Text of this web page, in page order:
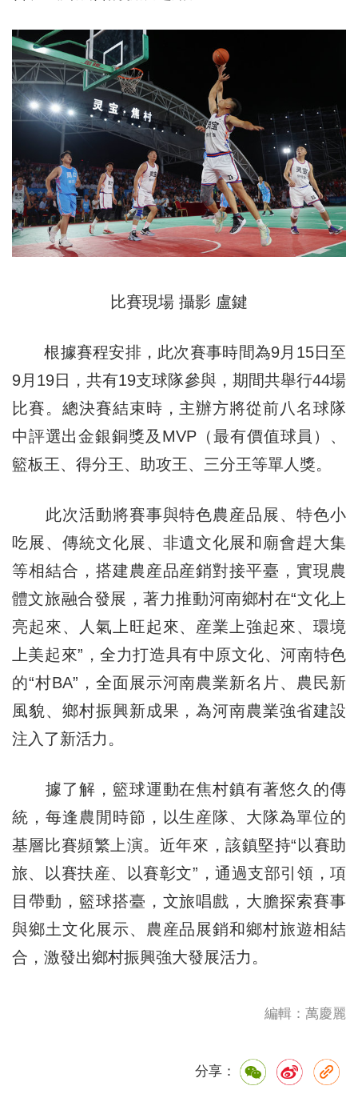
比賽現場 攝影 盧鍵
根據賽程安排，此次賽事時間為9月15日至
9月19日，共有19支球隊參與，期間共舉行44場
比賽。總決賽結束時，主辦方將從前八名球隊
中評選出金銀銅獎及MVP（最有價值球員）、
籃板王、得分王、助攻王、三分王等單人獎。
此次活動將賽事與特色農産品展、特色小
吃展、傳統文化展、非遺文化展和廟會趕大集
等相結合，搭建農産品産銷對接平臺，實現農
體文旅融合發展，著力推動河南鄉村在“文化上
亮起來、人氣上旺起來、産業上強起來、環境
上美起來”，全力打造具有中原文化、河南特色
的“村BA”，全面展示河南農業新名片、農民新
風貌、鄉村振興新成果，為河南農業強省建設
注入了新活力。
據了解，籃球運動在焦村鎮有著悠久的傳
統，每逢農閒時節，以生産隊、大隊為單位的
基層比賽頻繁上演。近年來，該鎮堅持“以賽助
旅、以賽扶産、以賽彰文”，通過支部引領，項
目帶動，籃球搭臺，文旅唱戲，大膽探索賽事
與鄉土文化展示、農産品展銷和鄉村旅遊相結
合，激發出鄉村振興強大發展活力。
編輯：萬慶麗
分享：